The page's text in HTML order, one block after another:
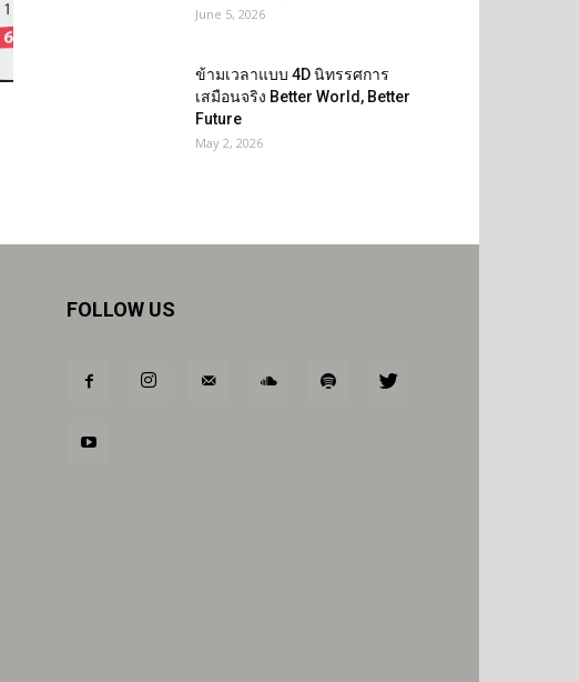
June 5, 2026
ข้ามเวลาแบบ 4D นิทรรศการ
เสมือนจริง Better World, Better
Future
May 2, 2026
FOLLOW US